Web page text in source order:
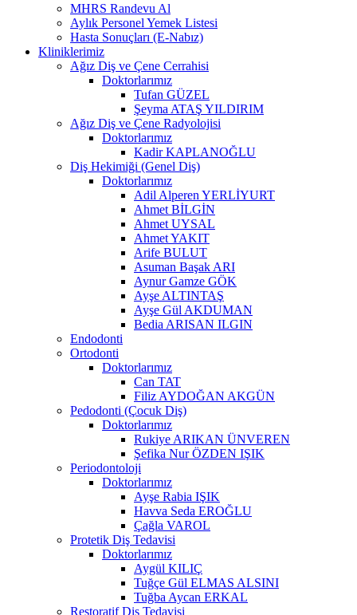
MHRS Randevu Al
Aylık Personel Yemek Listesi
Hasta Sonuçları (E-Nabız)
Kliniklerimiz
Ağız Diş ve Çene Cerrahisi
Doktorlarımız
Tufan GÜZEL
Şeyma ATAŞ YILDIRIM
Ağız Diş ve Çene Radyolojisi
Doktorlarımız
Kadir KAPLANOĞLU
Diş Hekimiği (Genel Diş)
Doktorlarımız
Adil Alperen YERLİYURT
Ahmet BİLGİN
Ahmet UYSAL
Ahmet YAKIT
Arife BULUT
Asuman Başak ARI
Aynur Gamze GÖK
Ayşe ALTINTAŞ
Ayşe Gül AKDUMAN
Bedia ARISAN ILGIN
Endodonti
Ortodonti
Doktorlarımız
Can TAT
Filiz AYDOĞAN AKGÜN
Pedodonti (Çocuk Diş)
Doktorlarımız
Rukiye ARIKAN ÜNVEREN
Şefika Nur ÖZDEN IŞIK
Periodontoloji
Doktorlarımız
Ayşe Rabia IŞIK
Havva Seda EROĞLU
Çağla VAROL
Protetik Diş Tedavisi
Doktorlarımız
Aygül KILIÇ
Tuğçe Gül ELMAS ALSINI
Tuğba Aycan ERKAL
Restoratif Diş Tedavisi